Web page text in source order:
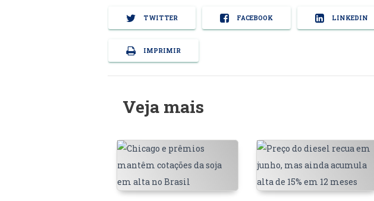
TWITTER FACEBOOK LINKEDIN
IMPRIMIR
Veja mais